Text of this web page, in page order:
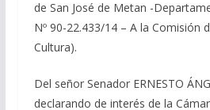
de San José de Metan -
Nº 90-22.433/14 – A la Comisión
Cultura).
Del señor Senador ERNESTO
declarando de interés de la